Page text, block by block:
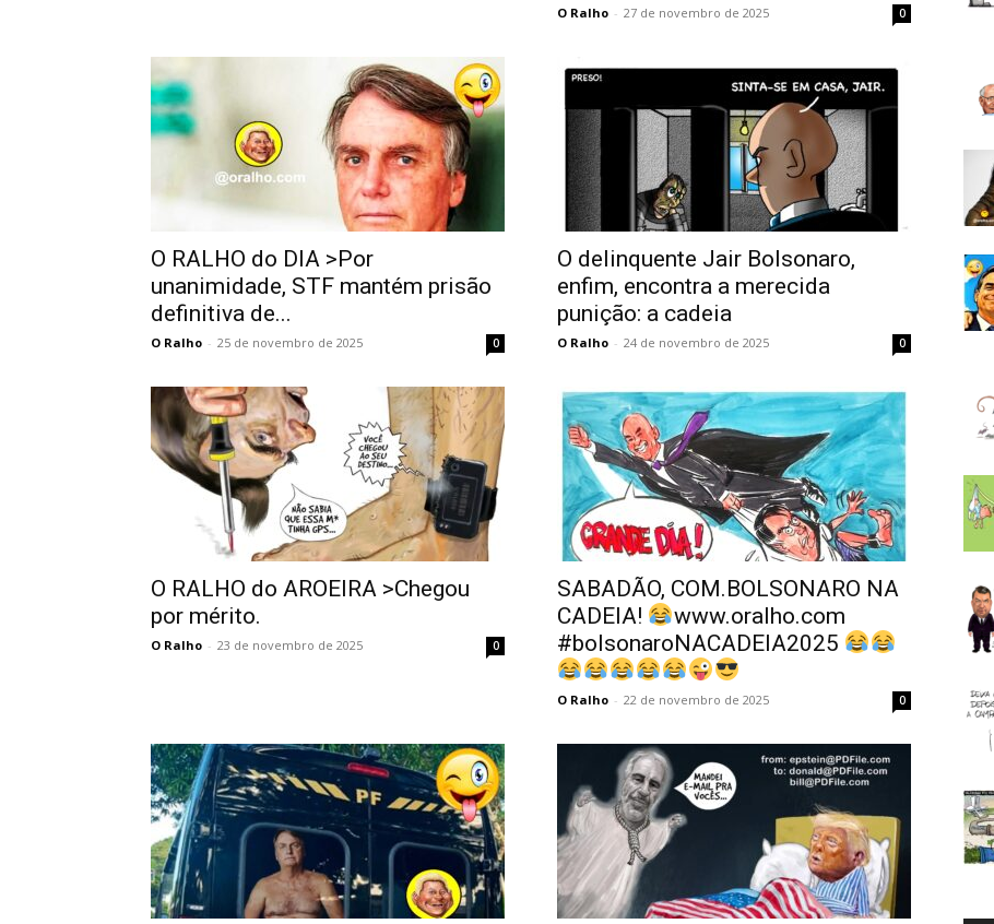
O Ralho - 27 de novembro de 2025 0
O RALHO do DIA >Por
unanimidade, STF mantém prisão
definitiva de...
O Ralho - 25 de novembro de 2025 0
O delinquente Jair Bolsonaro,
enfim, encontra a merecida
punição: a cadeia
O Ralho - 24 de novembro de 2025 0
O RALHO do AROEIRA >Chegou
por mérito.
O Ralho - 23 de novembro de 2025 0
SABADÃO, COM.BOLSONARO NA
CADEIA!
www.oralho.com
#bolsonaroNACADEIA2025
O Ralho - 22 de novembro de 2025 0